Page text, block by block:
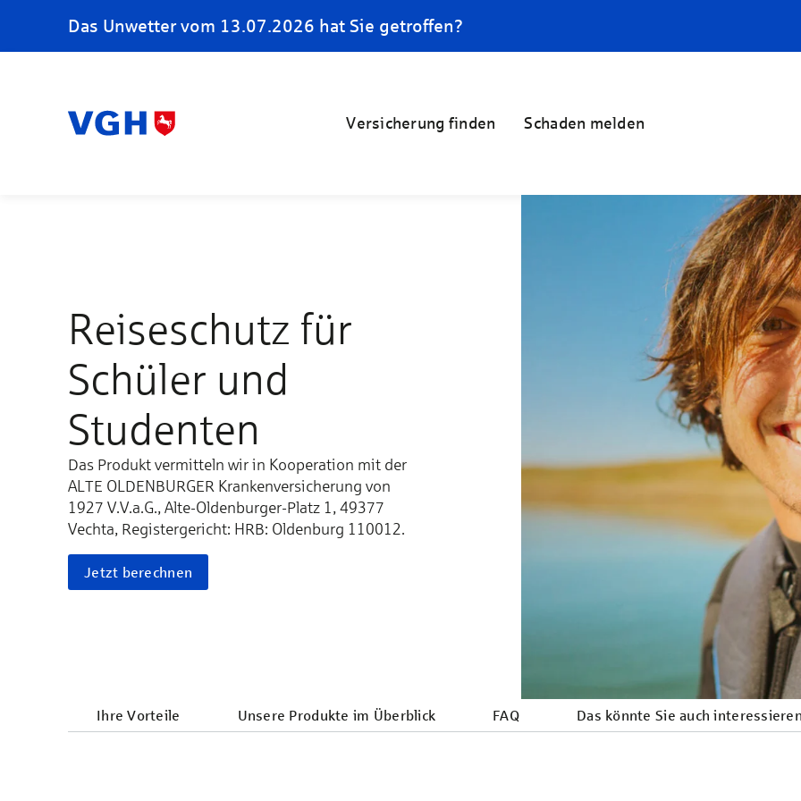
Das Unwetter vom 13.07.2026 hat Sie getroffen?
Versicherung finden Schaden melden
Reiseschutz für
Schüler und
Studenten
Das Produkt vermitteln wir in Kooperation mit der
ALTE OLDENBURGER Krankenversicherung von
1927 V.V.a.G., Alte-Oldenburger-Platz 1, 49377
Vechta, Registergericht: HRB: Oldenburg 110012.
Jetzt berechnen
Ihre Vorteile Unsere Produkte im Überblick FAQ Das könnte Sie auch